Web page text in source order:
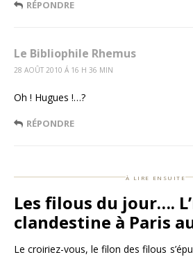
RÉPONDRE
Le Bibliophile Rhemus
28 AOÛT 2010 Á 16 H 36 MIN
Oh ! Hugues !…?
RÉPONDRE
à lire ensuite
Les filous du jour….
clandestine à Paris
Le croiriez-vous, le filon des filous